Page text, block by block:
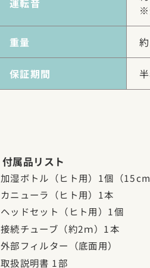
運転音
※
重量
保証期間
付属品リスト
加湿ボトル（ヒト用）1個（15cm
カニューラ（ヒト用）1本
ヘッドセット（ヒト用）1個
接続チューブ（約2ｍ）1本
外部フィルター（底面用）
取扱説明書 1部